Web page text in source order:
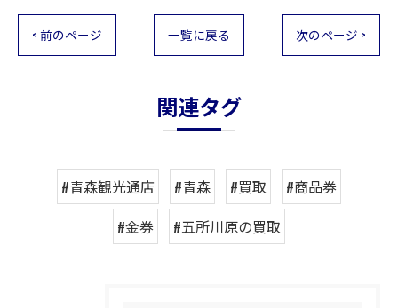
< 前のページ 一覧に戻る 次のページ >
関連タグ
#青森観光通店 #青森 #買取
#商品券
#金券
#五所川原の買取